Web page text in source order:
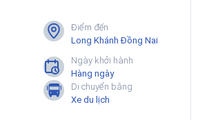
Điểm đến
Long Khánh Đồng Nai
Ngày khởi hành
Hàng ngày
Di chuyển bằng
Xe du lịch